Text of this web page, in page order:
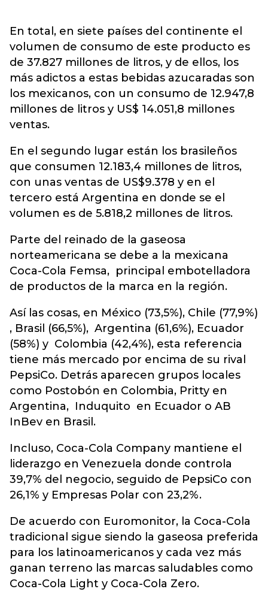
En total, en siete países del continente el
volumen de consumo de este producto es
de 37.827 millones de litros, y de ellos, los
más adictos a estas bebidas azucaradas son
los mexicanos, con un consumo de 12.947,8
millones de litros y US$ 14.051,8 millones
ventas.
En el segundo lugar están los brasileños
que consumen 12.183,4 millones de litros,
con unas ventas de US$9.378 y en el
tercero está Argentina en donde se el
volumen es de 5.818,2 millones de litros.
Parte del reinado de la gaseosa
norteamericana se debe a la mexicana
Coca-Cola Femsa, principal embotelladora
de productos de la marca en la región.
Así las cosas, en México (73,5%), Chile (77,9%)
, Brasil (66,5%), Argentina (61,6%), Ecuador
(58%) y Colombia (42,4%), esta referencia
tiene más mercado por encima de su rival
PepsiCo. Detrás aparecen grupos locales
como Postobón en Colombia, Pritty en
Argentina, Induquito en Ecuador o AB
InBev en Brasil.
Incluso, Coca-Cola Company mantiene el
liderazgo en Venezuela donde controla
39,7% del negocio, seguido de PepsiCo con
26,1% y Empresas Polar con 23,2%.
De acuerdo con Euromonitor, la Coca-Cola
tradicional sigue siendo la gaseosa preferida
para los latinoamericanos y cada vez más
ganan terreno las marcas saludables como
Coca-Cola Light y Coca-Cola Zero.